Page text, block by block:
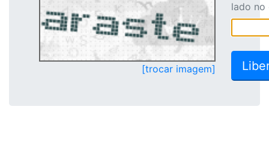
[trocar imagem]
lado no